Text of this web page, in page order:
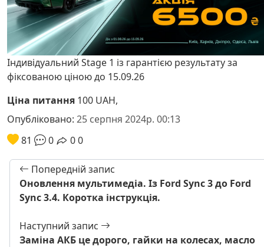
Індивідуальний Stage 1 із гарантією результату за
фіксованою ціною до 15.09.26
Ціна питання 100 UAH,
Опубліковано: 25 серпня 2024р. 00:13
81
0 00
Попередній запис
Оновлення мультимедіа. Із Ford Sync 3 до Ford
Sync 3.4. Коротка інструкція.
Наступний запис
Заміна АКБ це дорого, гайки на колесах, масло